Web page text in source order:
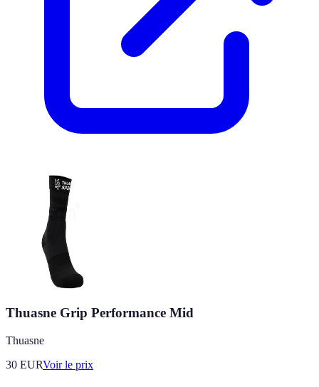
Thuasne Grip Performance Mid
Thuasne
30 EURVoir le prix